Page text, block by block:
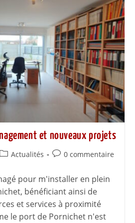
et nouveaux projets
Actualités 0 commentaire
pour m'installer en plein
bénéficiant ainsi de
et services à proximité
le port de Pornichet n'est